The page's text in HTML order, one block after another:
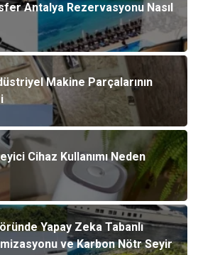
Antalya Rezervasyonu Nasıl
Makine Parçalarının
Cihaz Kullanımı Neden
Yapay Zeka Tabanlı
ve Karbon Nötr Seyir